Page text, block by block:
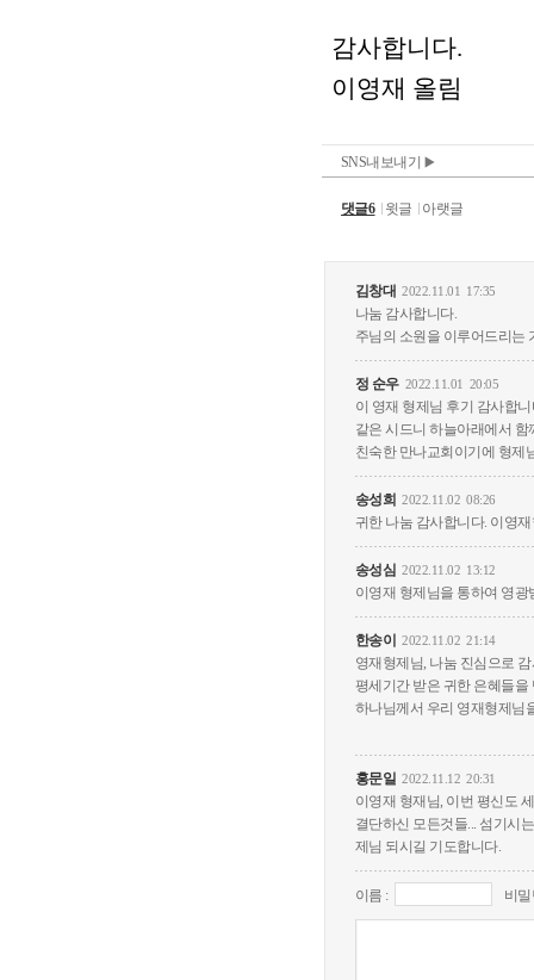
SNS내보내기
댓글6 윗글 아랫글
김창대 2022.11.01 17:35
나눔 감사합니다.
주님의 소원을 이루어드리는
정 순우 2022.11.01 20:05
이 영재 형제님 후기 감사합
같은 시드니 하늘아래에서
친숙한 만나교회이기에 형제
송성희 2022.11.02 08:26
귀한 나눔 감사합니다. 이영
송성심 2022.11.02 13:12
이영재 형제님을 통하여 영
한송이 2022.11.02 21:14
영재형제님, 나눔 진심으로
평세기간 받은 귀한 은혜들
하나님께서 우리 영재형제님
홍문일 2022.11.12 20:31
이영재 형재님, 이번 평신도
결단하신 모든것들... 섬기시
제님 되시길 기도합니다.
이름 : 비